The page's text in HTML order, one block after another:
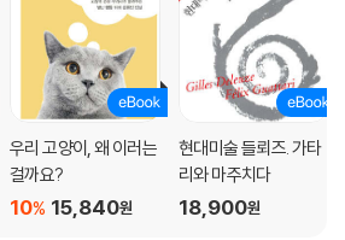
우리 고양이, 왜 이러는
걸까요?
15,840원
10%
현대미술 들뢰즈. 가타
리와 마주치다
18,900원